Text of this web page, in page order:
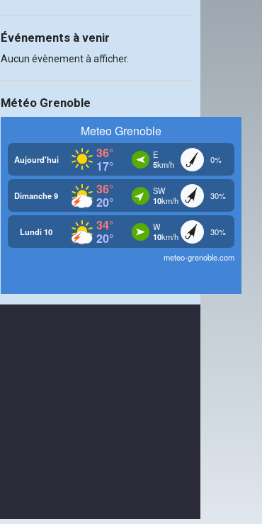
Événements à venir
Aucun évènement à afficher.
Météo Grenoble